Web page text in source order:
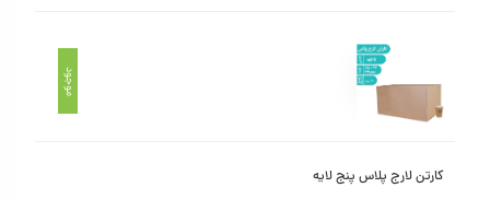
موجود
کارتن لارج پلاس پنج لایه